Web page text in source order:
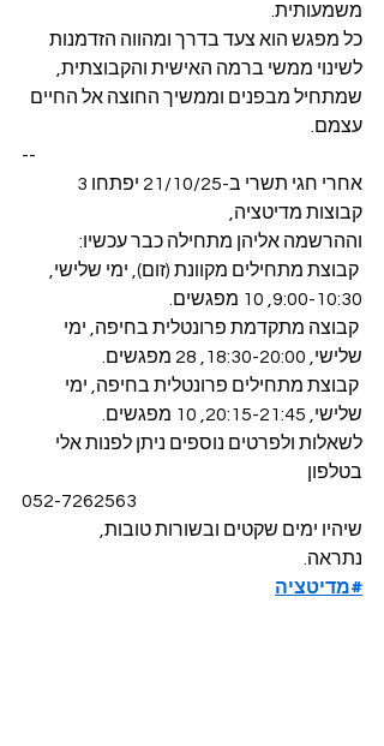
משמעותית.
כל מפגש הוא צעד בדרך ומהווה הזדמנות
לשינוי ממשי ברמה האישית והקבוצתית,
שמתחיל מבפנים וממשיך החוצה אל החיים
עצמם.
--
קבוצות מדיטציה,
וההרשמה אליהן מתחילה כבר עכשיו:
קבוצת מתחילים מקוונת (זום), ימי שלישי,
9:00-10:30, 10 מפגשים.
קבוצה מתקדמת פרונטלית בחיפה, ימי
שלישי, 18:30-20:00, 28 מפגשים.
קבוצת מתחילים פרונטלית בחיפה, ימי
שלישי, 20:15-21:45, 10 מפגשים.
לשאלות ולפרטים נוספים ניתן לפנות אלי
בטלפון
052-7262563
שיהיו ימים שקטים ובשורות טובות,
נתראה.
#מדיטציה